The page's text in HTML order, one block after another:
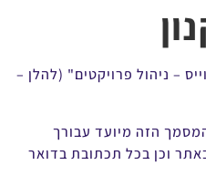
– ניהול פרויקטים" (להלן –
הזה מיועד עבורך
וכן בכל תכתובת בדואר